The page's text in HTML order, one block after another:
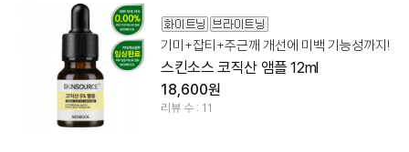
기미+잡티+주근깨 개선에 미백 기능성까지!
스킨소스 코직산 앰플 12ml
18,600원
리뷰 수 : 11